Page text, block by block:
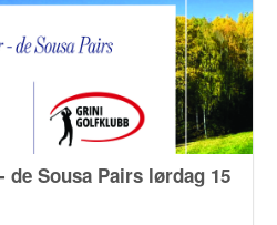
de Sousa Pairs lørdag 15